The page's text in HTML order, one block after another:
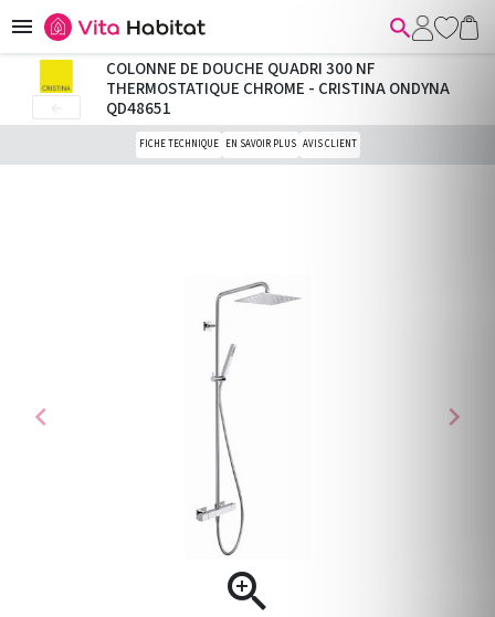
 
chevron_left

chevron_right
COLONNE DE DOUCHE QUADRI 300 NF
THERMOSTATIQUE CHROME - CRISTINA ONDYNA
QD48651
FICHE TECHNIQUE EN SAVOIR PLUS AVIS CLIENT